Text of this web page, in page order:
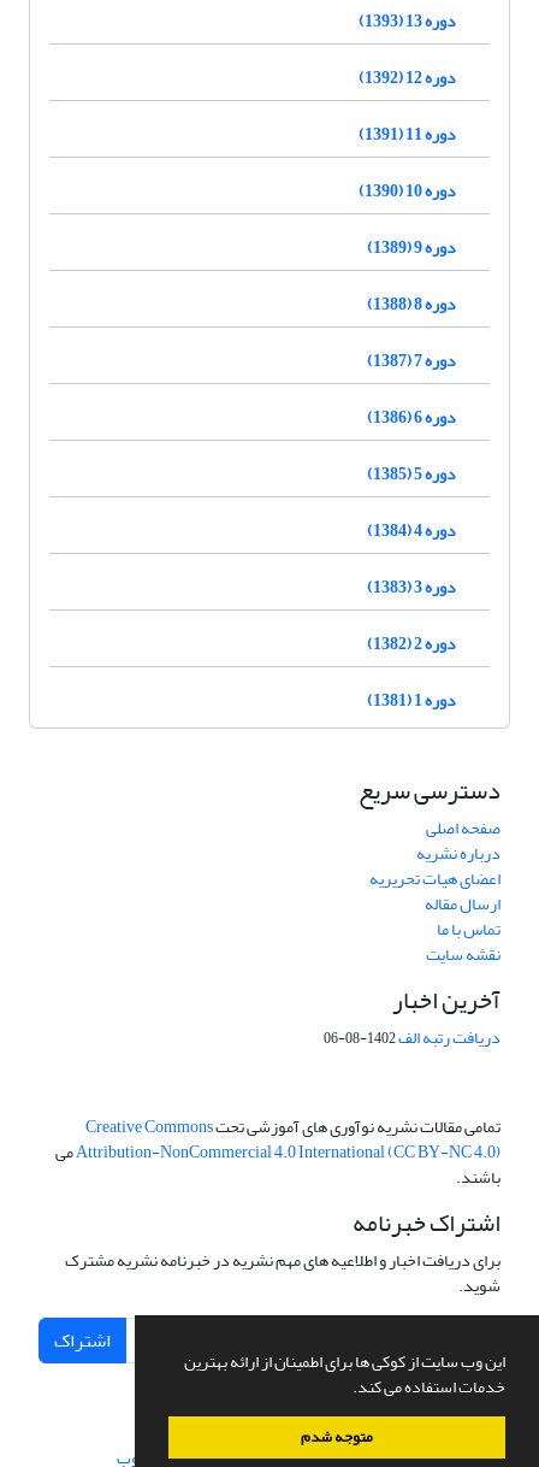
این وب سایت از کوکی ها برای اطمینان از ارائه بهترین
خدمات استفاده می کند.
متوجه شدم
دوره 13 (1393)
دوره 12 (1392)
دوره 11 (1391)
دوره 10 (1390)
دوره 9 (1389)
دوره 8 (1388)
دوره 7 (1387)
دوره 6 (1386)
دوره 5 (1385)
دوره 4 (1384)
دوره 3 (1383)
دوره 2 (1382)
دوره 1 (1381)
دسترسی سریع
صفحه اصلی
درباره نشریه
اعضای هیات تحریریه
ارسال مقاله
تماس با ما
نقشه سایت
آخرین اخبار
دریافت رتبه الف1402-08-06
تمامی مقالات نشریه نوآوری های آموزشی تحتCreative Commons
Attribution-NonCommercial 4.0 International (CC BY-NC 4.0)می
باشند.
اشتراک خبرنامه
برای دریافت اخبار و اطلاعیه های مهم نشریه در خبرنامه نشریه مشترک
شوید.
اشتراک
سامانه مدیریت نشریات علمی.طراحی و پیاده سازی از سیناوب